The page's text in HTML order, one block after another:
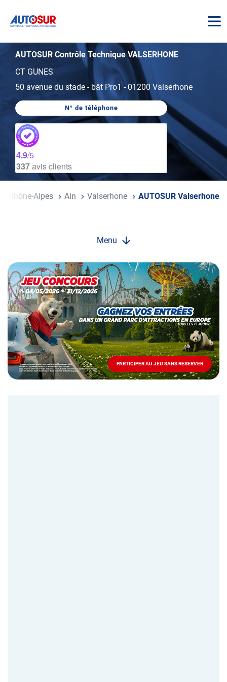
AUTOSUR Contrôle Technique VALSERHONE
CT GUNES
50 avenue du stade - bât Pro1 - 01200 Valserhone
N° de téléphone
AFFICHER
LE
VALSERHONE
4.9/5
337avis clients
Rhône-Alpes Ain Valserhone AUTOSUR Valserhone
Menu
Opération
spéciale
Mai
-
Décembre
2026
Locations
PARTICIPER AU JEU SANS RESERVER
PARTICIPER
AU
JEU